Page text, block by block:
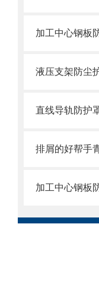
液压支架防尘